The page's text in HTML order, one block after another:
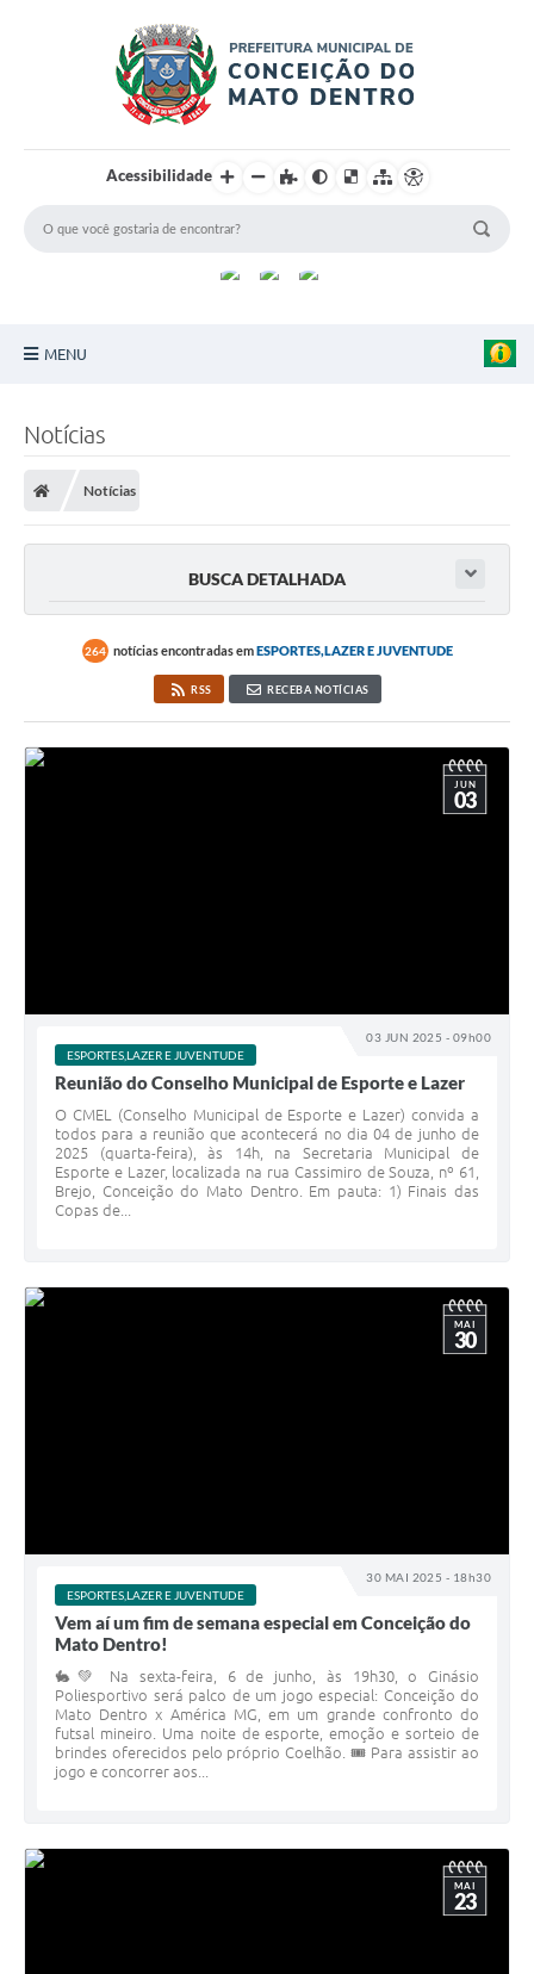
Acessibilidade
MENU
Turismo
Transparência
Legislação
Contato
Notificações de Penalidades – Decisões
Notificações Ambientais
Notificações Obras e Posturas
Galeria de Vídeos
Projetos
Contas Públicas
Links
Serviços Online
Telefones Úteis
Notícias
Notícias
BUSCA DETALHADA
264 notícias encontradas emESPORTES,LAZER E JUVENTUDE
RSS RECEBA NOTÍCIAS
03 JUN 2025 - 09h00
JUN
03
ESPORTES,LAZER E JUVENTUDE
Reunião do Conselho Municipal de Esporte e Lazer
O CMEL (Conselho Municipal de Esporte e Lazer) convida a
todos para a reunião que acontecerá no dia 04 de junho de
2025 (quarta-feira), às 14h, na Secretaria Municipal de
Esporte e Lazer, localizada na rua Cassimiro de Souza, nº 61,
Brejo, Conceição do Mato Dentro. Em pauta: 1) Finais das
Copas de...
30 MAI 2025 - 18h30
MAI
30
ESPORTES,LAZER E JUVENTUDE
Vem aí um fim de semana especial em Conceição do
Mato Dentro!
🐇💚 Na sexta-feira, 6 de junho, às 19h30, o Ginásio
Poliesportivo será palco de um jogo especial: Conceição do
Mato Dentro x América MG, em um grande confronto do
futsal mineiro. Uma noite de esporte, emoção e sorteio de
brindes oferecidos pelo próprio Coelhão. 🎟️ Para assistir ao
jogo e concorrer aos...
MAI
23